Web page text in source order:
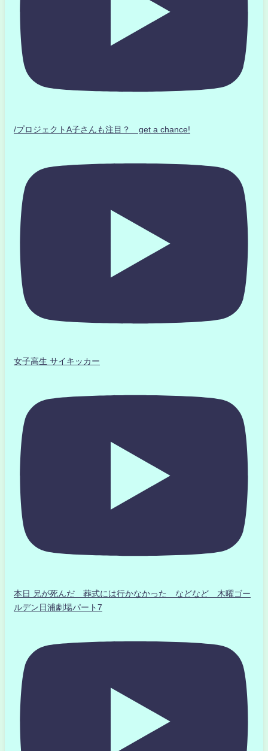
/プロジェクトA子さんも注目？ get a chance!
女子高生 サイキッカー
本日 兄が死んだ 葬式には行かなかった などなど 木曜ゴー
ルデン日浦劇場パート7